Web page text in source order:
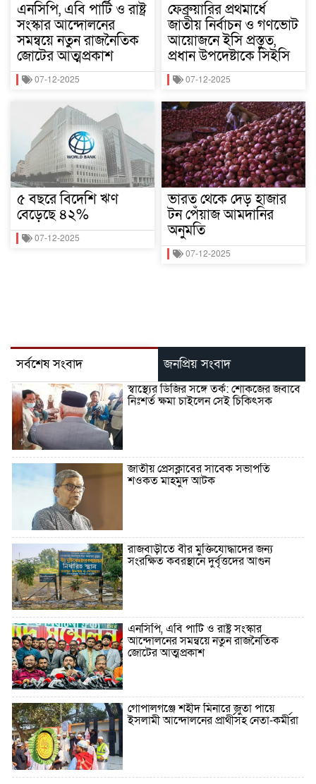
এনসিপি, এবি পার্টি ও রাষ্ট্র
সংস্কার আন্দোলনের
সমন্বয়ে নতুন রাজনৈতিক
জোটের আত্মপ্রকাশ
07-12-2025
৫ বছরে বিদেশি ঋণ
বেড়েছে ৪২%
07-12-2025
ফেব্রুয়ারির প্রথমার্ধে
জাতীয় নির্বাচন ও গণভোট
আয়োজনে ইসি প্রস্তুত,
প্রধান উপদেষ্টাকে সিইসি
07-12-2025
ভারত থেকে দেড় হাজার
টন পেঁয়াজ আমদানির
অনুমতি
07-12-2025
সর্বশেষ সংবাদ জনপ্রিয় সংবাদ
স্বাস্থ্যের ডিজির সঙ্গে তর্ক: শোকজের জবাবে
নিঃশর্ত ক্ষমা চাইলেন সেই চিকিৎসক
জাতীয় প্রেসক্লাবের সাবেক সভাপতি
শওকত মাহমুদ আটক
রাজবাড়ীতে বীর মুক্তিযোদ্ধাদের জন্য
সংরক্ষিত কবরস্থানে দুর্বৃত্তদের আগুন
এনসিপি, এবি পার্টি ও রাষ্ট্র সংস্কার
আন্দোলনের সমন্বয়ে নতুন রাজনৈতিক
জোটের আত্মপ্রকাশ
গোপালগঞ্জে শহীদ মিনারে জুতা পায়ে
ইসলামী আন্দোলনের প্রার্থীসহ নেতা-কর্মীরা